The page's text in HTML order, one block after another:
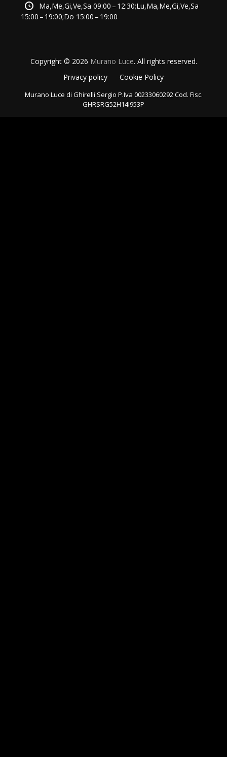
Ma,Me,Gi,Ve,Sa 09:00 – 12:30;Lu,Ma,Me,Gi,Ve,Sa
15:00 – 19:00;Do 15:00 – 19:00
Copyright © 2026 Murano Luce. All rights reserved.
Privacy policy
Cookie Policy
Murano Luce di Ghirelli Sergio P.Iva 00233060292 Cod. Fisc.
GHRSRG52H14I953P